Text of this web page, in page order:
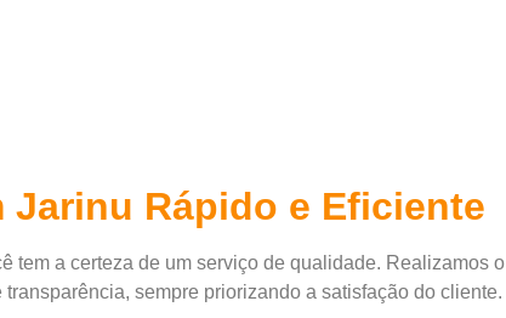
Jarinu Rápido e Eficiente
tem a certeza de um serviço de qualidade. Realizamos o
sempre priorizando a satisfação do cliente.